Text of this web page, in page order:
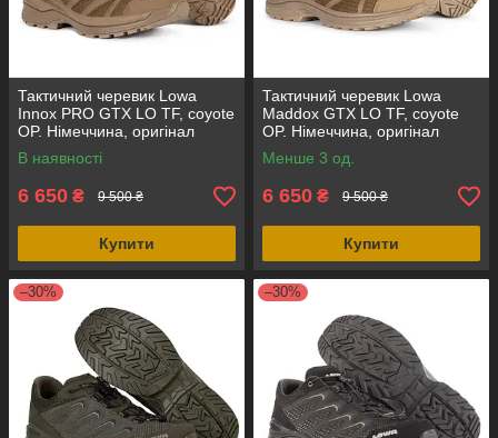
Тактичний черевик Lowa
Innox PRO GTX LO TF, coyote
OP. Німеччина, оригінал
В наявності
6 650 ₴ 9 500 ₴
Купити
Тактичний черевик Lowa
Maddox GTX LO TF, coyote
OP. Німеччина, оригінал
Менше 3 од.
6 650 ₴ 9 500 ₴
Купити
–30% –30%